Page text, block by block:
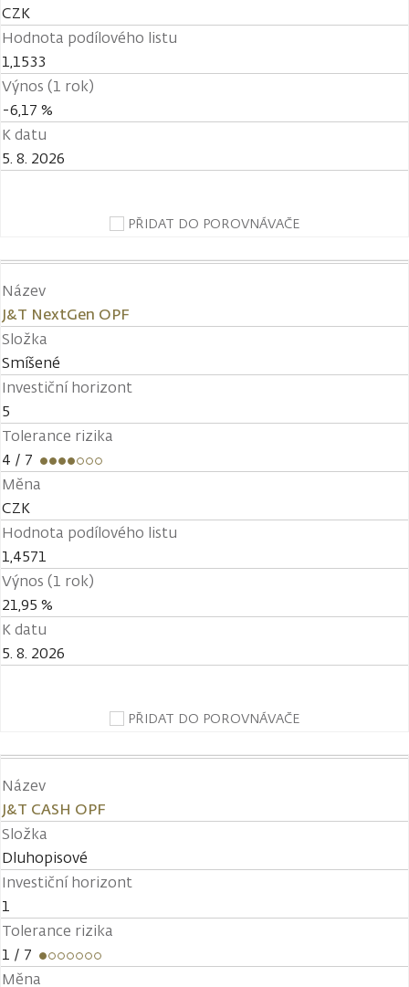
CZK
Hodnota podílového listu
1,1533
Výnos (1 rok)
-6,17 %
K datu
5. 8. 2026
PŘIDAT DO POROVNÁVAČE
Název
J&T NextGen OPF
Složka
Smíšené
Investiční horizont
5
Tolerance rizika
4 / 7
Měna
CZK
Hodnota podílového listu
1,4571
Výnos (1 rok)
21,95 %
K datu
5. 8. 2026
PŘIDAT DO POROVNÁVAČE
Název
J&T CASH OPF
Složka
Dluhopisové
Investiční horizont
1
Tolerance rizika
1 / 7
Měna